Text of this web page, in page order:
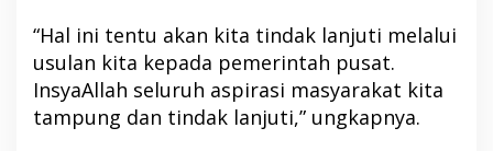
“Hal ini tentu akan kita tindak lanjuti melalui
usulan kita kepada pemerintah pusat.
InsyaAllah seluruh aspirasi masyarakat kita
tampung dan tindak lanjuti,” ungkapnya.